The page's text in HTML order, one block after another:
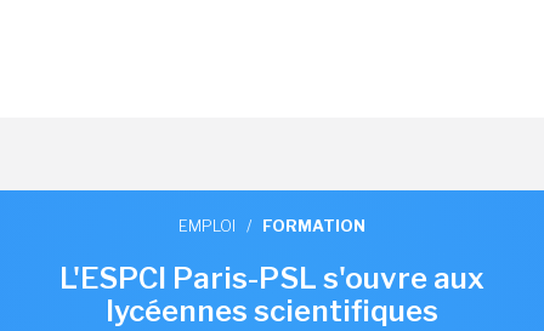
EMPLOI / FORMATION
L'ESPCI Paris-PSL s'ouvre aux
lycéennes scientifiques